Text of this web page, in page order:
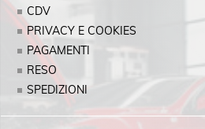
CDV
PRIVACY E COOKIES
PAGAMENTI
RESO
SPEDIZIONI